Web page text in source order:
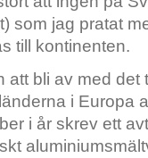
som jag pratat
till kontinenten.
att bli av med det
i Europa
i år skrev ett